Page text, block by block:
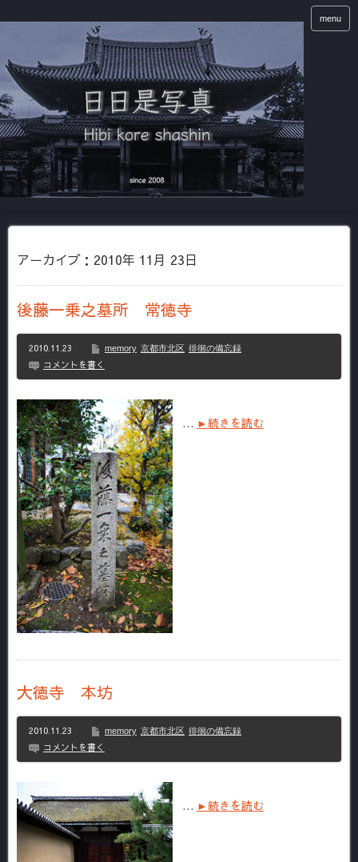
menu
アーカイブ：2010年 11月 23日
後藤一乗之墓所 常徳寺
2010.11.23 memory 京都市北区 徘徊の備忘録
コメントを書く
… ►続きを読む
大徳寺 本坊
2010.11.23 memory 京都市北区 徘徊の備忘録
コメントを書く
… ►続きを読む